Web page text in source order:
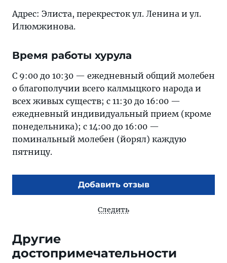
Адрес: Элиста, перекресток ул. Ленина и ул.
Илюмжинова.
Время работы хурула
С 9:00 до 10:30 — ежедневный общий молебен
о благополучии всего калмыцкого народа и
всех живых существ; с 11:30 до 16:00 —
ежедневный индивидуальный прием (кроме
понедельника); с 14:00 до 16:00 —
поминальный молебен (йорял) каждую
пятницу.
Добавить отзыв
Следить
Другие
достопримечательности